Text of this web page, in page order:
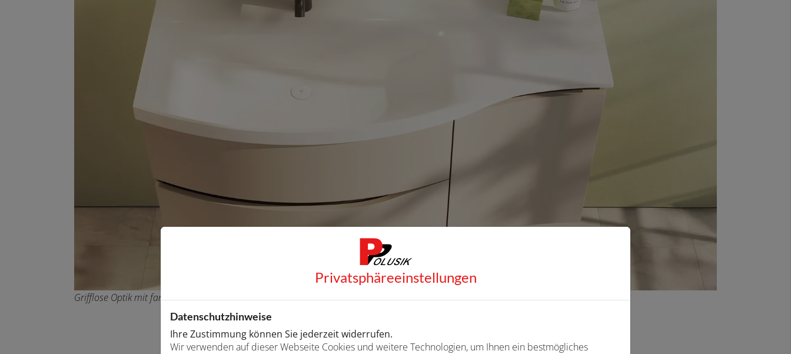
Grifflose Optik mit farbig akzentuierten Griffmulden
Privatsphäre­einstellungen
Datenschutzhinweise
Ihre Zustimmung können Sie jederzeit widerrufen.
Wir verwenden auf dieser Webseite Cookies und weitere Technologien, um Ihnen ein bestmögliches